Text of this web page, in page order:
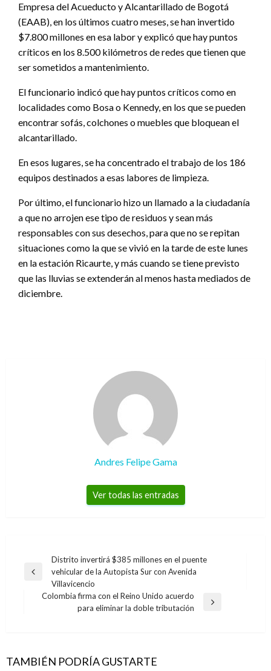
Empresa del Acueducto y Alcantarillado de Bogotá
(EAAB), en los últimos cuatro meses, se han invertido
$7.800 millones en esa labor y explicó que hay puntos
críticos en los 8.500 kilómetros de redes que tienen que
ser sometidos a mantenimiento.
El funcionario indicó que hay puntos críticos como en
localidades como Bosa o Kennedy, en los que se pueden
encontrar sofás, colchones o muebles que bloquean el
alcantarillado.
En esos lugares, se ha concentrado el trabajo de los 186
equipos destinados a esas labores de limpieza.
Por último, el funcionario hizo un llamado a la ciudadanía
a que no arrojen ese tipo de residuos y sean más
responsables con sus desechos, para que no se repitan
situaciones como la que se vivió en la tarde de este lunes
en la estación Ricaurte, y más cuando se tiene previsto
que las lluvias se extenderán al menos hasta mediados de
diciembre.
Andres Felipe Gama
Ver todas las entradas
Navegación
de
entradas
Entrada
Distrito invertirá $385 millones en el puente
vehicular de la Autopista Sur con Avenida
Villavicencio
Colombia firma con el Reino Unido acuerdo
para eliminar la doble tributación
TAMBIÉN PODRÍA GUSTARTE